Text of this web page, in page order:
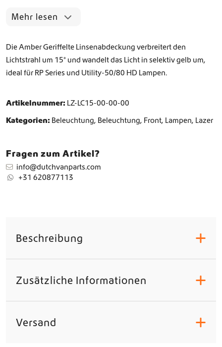
e
L
i
e
a
e
c
k
e
Mehr lesen
Die Amber Geriffelte Linsenabdeckung verbreitert den
Lichtstrahl um 15° und wandelt das Licht in selektiv gelb um,
ideal für RP Series und Utility-50/80 HD Lampen.
Artikelnummer: LZ-LC15-00-00-00
Kategorien: Beleuchtung, Beleuchtung, Front, Lampen, Lazer
Fragen zum Artikel?
info@dutchvanparts.com
+31 620877113
Beschreibung +
Zusätzliche Informationen +
Versand +